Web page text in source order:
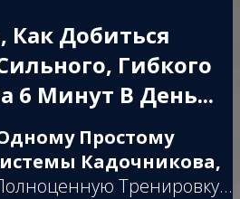
Как Добиться
Гибкого
6 Минут В День...
Простому
Кадочникова,
Тренировку…